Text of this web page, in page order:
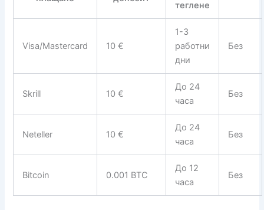
теглене
Visa/Mastercard 10 €
1-3
работни
дни
Без
Skrill 10 €
До 24
часа
Без
Neteller 10 €
До 24
часа
Без
Bitcoin 0.001 BTC
До 12
часа
Без